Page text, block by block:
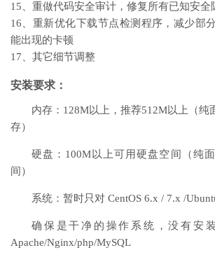
15、重做代码安全审计，修复所有已知安全
16、重新优化下载节点检测程序，减少部
能出现的卡顿
17、其它细节调整
安装要求：
内存：128M以上，推荐512M以上（纯
存）
硬盘：100M以上可用硬盘空间（纯
间）
系统：暂时只对 CentOS 6.x / 7.x /
确保是干净的操作系统，没有安
Apache/Nginx/php/MySQL